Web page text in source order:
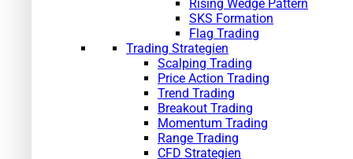
Rising Wedge Pattern
SKS Formation
Flag Trading
Trading Strategien
Scalping Trading
Price Action Trading
Trend Trading
Breakout Trading
Momentum Trading
Range Trading
CFD Strategien